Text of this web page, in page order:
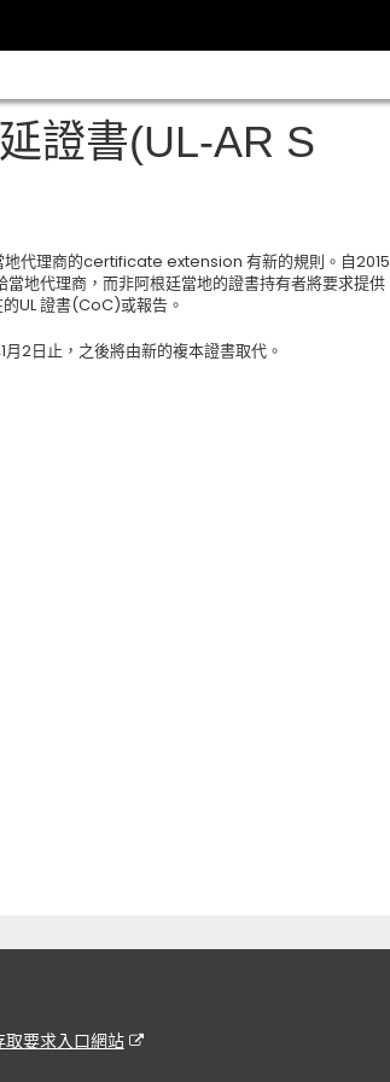
證書(UL-AR S
代理商的certificate extension 有新的規則。自2015
地代理商，而非阿根廷當地的證書持有者將要求提供
UL 證書(CoC)或報告。
2日止，之後將由新的複本證書取代。
取要求入口網站